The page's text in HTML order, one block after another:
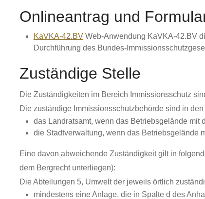
Onlineantrag und
KaVKA-42.BV Web-Anwendung KaVKA-42.BV
Durchführung des Bundes-
Zuständige Stelle
Die Zuständigkeiten im Bereich Immissionsschutz
Die zuständige Immissionsschutzbehörde sind in
das Landratsamt, wenn das Betriebsgelände mit
die Stadtverwaltung, wenn das Betriebsgelände
Eine davon abweichende Zuständigkeit gilt in
dem Bergrecht unterliegen):
Die Abteilungen 5, Umwelt der jeweils örtlich
mindestens eine Anlage, die in Spalte d des